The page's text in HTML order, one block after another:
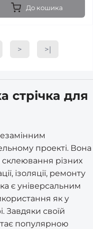
До кошика
> >|
стрічка для
проекті. Вона
різних
ізоляції, ремонту
є універсальним
як у
Завдяки своїй
популярною